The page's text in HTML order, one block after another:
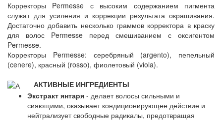
Корректоры Permesse с высоким содержанием пигмента
служат для усиления и коррекции результата окрашивания.
Достаточно добавить несколько граммов корректора в краску
для волос Permesse перед смешиванием с оксигентом
Permesse.
Корректоры Permesse: серебряный (argento), пепельный
(cenere), красный (rosso), фиолетовый (viola).
АКТИВНЫЕ ИНГРЕДИЕНТЫ
Экстракт янтаря - делает волосы сильными и
сияющими, оказывает кондиционирующее действие и
нейтрализует свободные радикалы, предотвращая